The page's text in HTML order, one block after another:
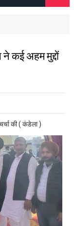
कई अहम मुद्दों
की ( कंडेला )